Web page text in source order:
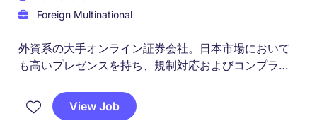
Foreign Multinational
外資系の大手オンライン証券会社。日本市場において
も高いプレゼンスを持ち、規制対応およびコンプライ
View Job